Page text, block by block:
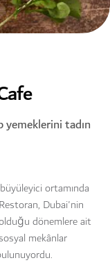
tadın
ortamında
Dubai'nin
dönemlere ait
mekânlar